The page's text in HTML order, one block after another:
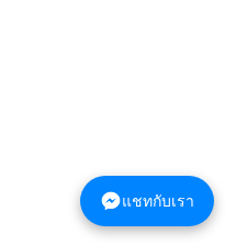
แชทกับเรา